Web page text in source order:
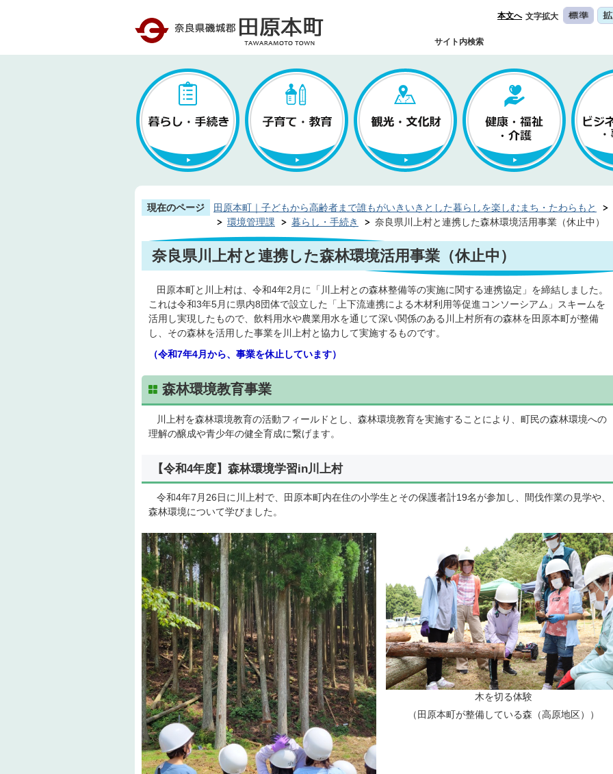
本文へ 文字拡大
サイト内検索
現在のページ
田原本町｜子どもから高齢者まで誰もがいきいきとした暮らしを楽しむまち・たわらもと
環境管理課
暮らし・手続き 奈良県川上村と連携した森林環境活用事業（休止中）
奈良県川上村と連携した森林環境活用事業（休止中）
田原本町と川上村は、令和4年2月に「川上村との森林整備等の実施に関する連携協定」を締結しました。
これは令和3年5月に県内8団体で設立した「上下流連携による木材利用等促進コンソーシアム」スキームを
活用し実現したもので、飲料用水や農業用水を通じて深い関係のある川上村所有の森林を田原本町が整備
し、その森林を活用した事業を川上村と協力して実施するものです。
（令和7年4月から、事業を休止しています）
森林環境教育事業
川上村を森林環境教育の活動フィールドとし、森林環境教育を実施することにより、町民の森林環境への
理解の醸成や青少年の健全育成に繋げます。
【令和4年度】森林環境学習in川上村
令和4年7月26日に川上村で、田原本町内在住の小学生とその保護者計19名が参加し、間伐作業の見学や、
森林環境について学びました。
木を切る体験
（田原本町が整備している森（高原地区））